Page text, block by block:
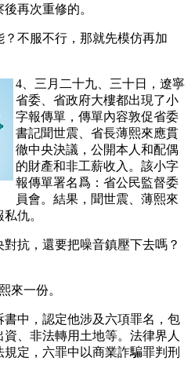
再次重修的。
不服不行，那就先模仿再加
4、三月二十九、三十日，遼寧
省委、省政府大樓都出現了小
字報傳單，傳單內容敦促省委
書記聞世震、省長薄熙來應貫
徹中央決議，公開本人和配偶
的財產和非工薪收入。該小字
報傳單署名爲：省公民監督委
員會。結果，聞世震、薄熙來
仇。
抗，還要把噪音鎮壓下去嗎？
來一份。
中，認定他涉及六項罪名，包
、非法轉用土地等。法律界人
定，六罪中以商業詐騙罪判刑